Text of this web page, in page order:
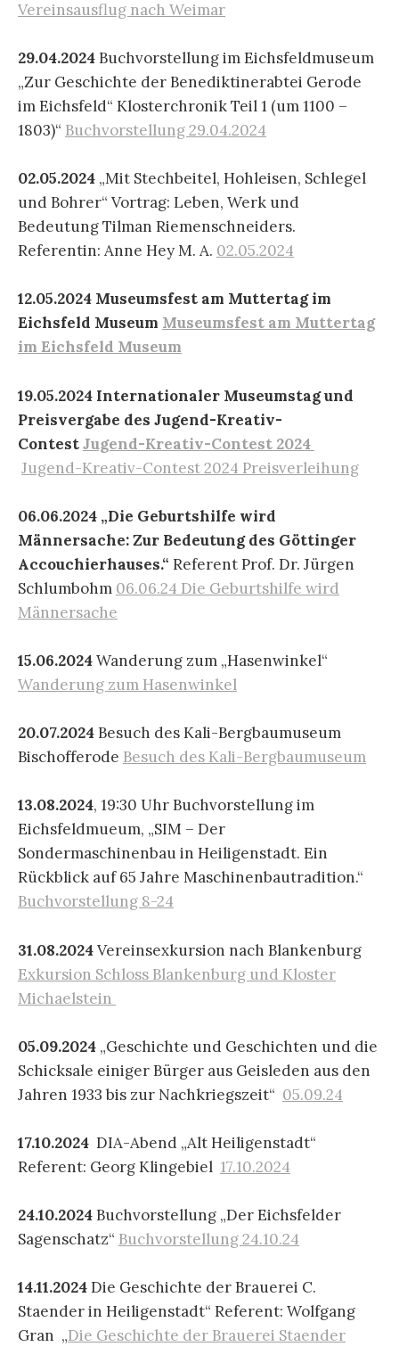
Vereinsausflug nach Weimar
29.04.2024Buchvorstellung im Eichsfeldmuseum
„Zur Geschichte der Benediktinerabtei Gerode
im Eichsfeld“ Klosterchronik Teil 1 (um 1100 –
1803)“ Buchvorstellung 29.04.2024
02.05.2024 „Mit Stechbeitel, Hohleisen, Schlegel
und Bohrer“ Vortrag: Leben, Werk und
Bedeutung Tilman Riemenschneiders.
Referentin: Anne Hey M. A. 02.05.2024
12.05.2024 Museumsfest am Muttertag im
Eichsfeld Museum Museumsfest am Muttertag
im Eichsfeld Museum
19.05.2024 Internationaler Museumstag und
Preisvergabe des Jugend-Kreativ-
ContestJugend-Kreativ-Contest 2024
Jugend-Kreativ-Contest 2024 Preisverleihung
06.06.2024 „Die Geburtshilfe wird
Männersache: Zur Bedeutung des Göttinger
Accouchierhauses.“ Referent Prof. Dr. Jürgen
Schlumbohm 06.06.24 Die Geburtshilfe wird
Männersache
15.06.2024Wanderung zum „Hasenwinkel“
Wanderung zum Hasenwinkel
20.07.2024Besuch des Kali-Bergbaumuseum
Bischofferode Besuch des Kali-Bergbaumuseum
13.08.2024, 19:30 Uhr Buchvorstellung im
Eichsfeldmueum, „SIM – Der
Sondermaschinenbau in Heiligenstadt. Ein
Rückblick auf 65 Jahre Maschinenbautradition.“
Buchvorstellung 8-24
31.08.2024Vereinsexkursion nach Blankenburg
Exkursion Schloss Blankenburg und Kloster
Michaelstein
05.09.2024 „Geschichte und Geschichten und die
Schicksale einiger Bürger aus Geisleden aus den
Jahren 1933 bis zur Nachkriegszeit“ 05.09.24
17.10.2024 DIA-Abend „Alt Heiligenstadt“
Referent: Georg Klingebiel 17.10.2024
24.10.2024Buchvorstellung „Der Eichsfelder
Sagenschatz“ Buchvorstellung 24.10.24
14.11.2024Die Geschichte der Brauerei C.
Staender in Heiligenstadt“ Referent: Wolfgang
Gran „Die Geschichte der Brauerei Staender